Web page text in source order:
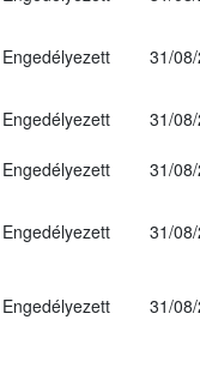
Engedélyezett 31/
Engedélyezett
31/
Engedélyezett
31/
Engedélyezett 31/
Engedélyezett 31/